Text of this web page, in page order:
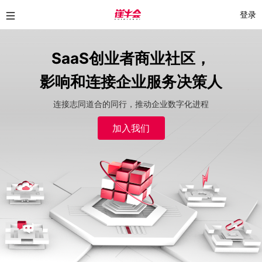
登录
SaaS创业者商业社区，
影响和连接企业服务决策人
连接志同道合的同行，推动企业数字化进程
加入我们